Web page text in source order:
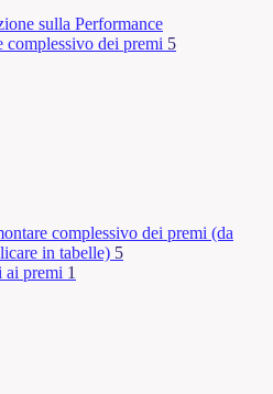
sulla Performance
complessivo dei premi 5
complessivo dei premi (da
in tabelle) 5
ai premi 1